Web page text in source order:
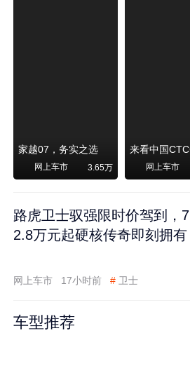
家越07，务实之选
网上车市 3.65万 网上车市
路虎卫士驭强限时价驾到，7
2.8万元起硬核传奇即刻拥有
网上车市 17小时前 # 卫士
车型推荐